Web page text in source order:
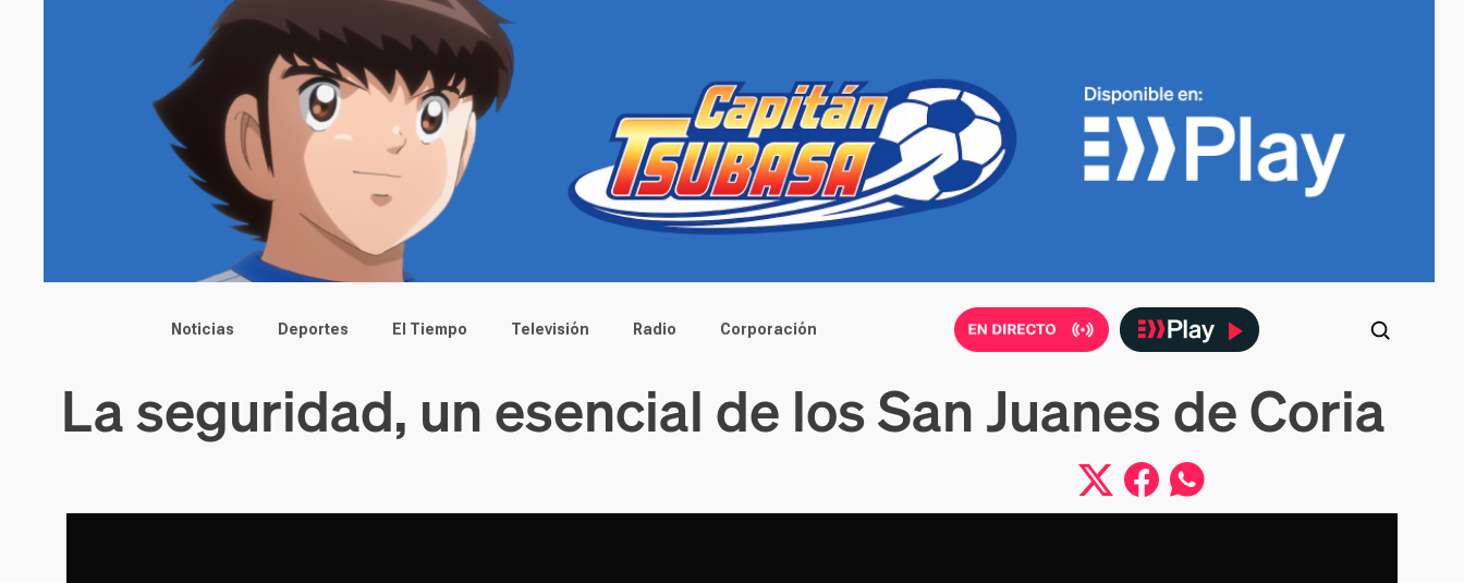
Main menu
Noticias Deportes El Tiempo Televisión Radio Corporación
La seguridad, un esencial de los San Juanes de Coria